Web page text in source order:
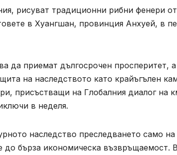
рисуват традиционни рибни фенери
в Хуангшан, провинция Анхуей, в
да приемат дългосрочен просперитет,
на наследството като крайъгълен
присъстващи на Глобалния диалог на
в неделя.
наследство преследването само
бърза икономическа възвръщаемост.